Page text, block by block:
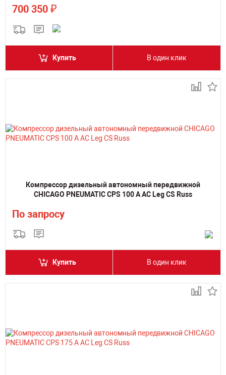
700 350 ₽
Купить В один клик
Компрессор дизельный автономный передвижной
CHICAGO PNEUMATIC CPS 100 A AC Leg CS Russ
По запросу
Купить В один клик